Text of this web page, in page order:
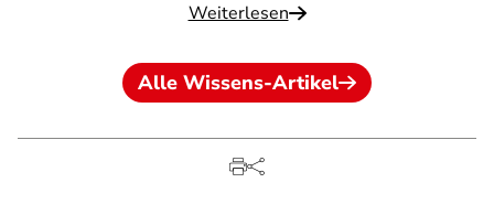
Weiterlesen
Alle Wissens-Artikel